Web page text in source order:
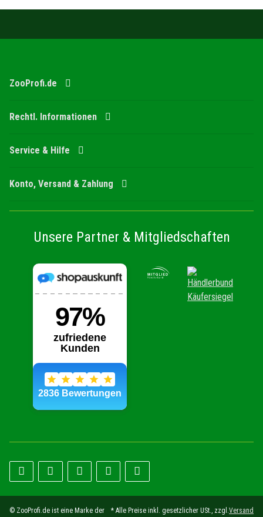
ZooProfi.de
Rechtl. Informationen
Service & Hilfe
Konto, Versand & Zahlung
Unsere Partner & Mitgliedschaften
© ZooProfi.de ist eine Marke der
* Alle Preise inkl. gesetzlicher USt., zzgl.Versand